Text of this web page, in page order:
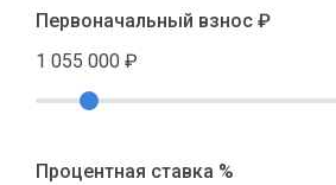
Первоначальный взнос ₽
1 055 000 ₽
Процентная ставка %